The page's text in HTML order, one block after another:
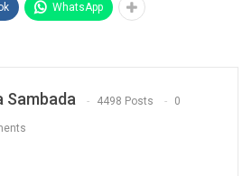
WhatsApp
Sambada 4498 Posts 0